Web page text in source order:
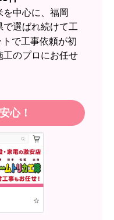
か？
か？
か？
クーラー 【注
バイルから）
？】
てくれそうだった
したか？】
中心に、福岡
で選ばれ続けて工
で工事依頼が初
工のプロにお任せ
心！